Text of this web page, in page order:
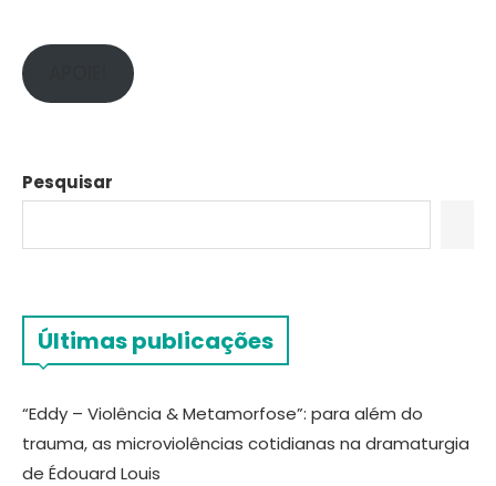
Pesquisar
Últimas publicações
“Eddy – Violência & Metamorfose”: para além do
trauma, as microviolências cotidianas na dramaturgia
de Édouard Louis